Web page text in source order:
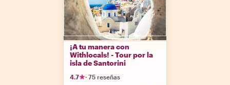
¡A tu manera con
Withlocals! - Tour por la
isla de Santorini
4.7 · 75 reseñas